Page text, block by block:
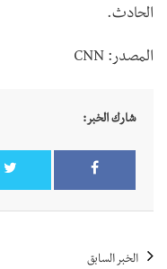
الحادث.
المصدر: CNN
شارك الخبر:
الخبر السابق